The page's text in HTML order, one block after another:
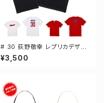
# 30 荻野敬幸 レプリカデザイ
ン 3カラー 選手還元 半袖Tシャ
ツ S-XXXLサイズ 500101
¥3,500